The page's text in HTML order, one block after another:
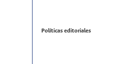
Políticas editoriales